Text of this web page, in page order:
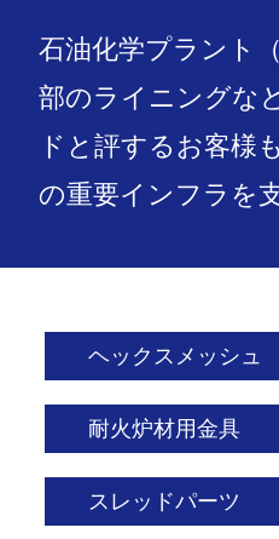
石油化学プラント
部のライニングな
ドと評するお客様
の重要インフラを
ヘックスメッシュ
耐火炉材用金具
スレッドパーツ